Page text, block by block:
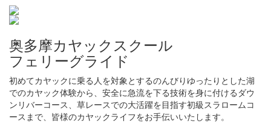
奥多摩カヤックスクール
フェリーグライド
初めてカヤックに乗る人を対象とするのんびりゆったりとした湖
でのカヤック体験から、安全に急流を下る技術を身に付けるダウ
ンリバーコース、草レースでの大活躍を目指す初級スラロームコ
ースまで、皆様のカヤックライフをお手伝いいたします。